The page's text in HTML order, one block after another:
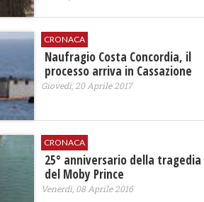
CRONACA
Naufragio Costa Concordia, il
processo arriva in Cassazione
Giovedì, 20 Aprile 2017
CRONACA
25° anniversario della tragedia
del Moby Prince
Venerdì, 08 Aprile 2016